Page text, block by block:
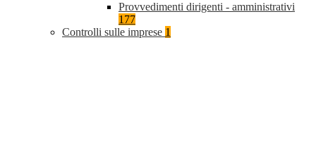
Provvedimenti dirigenti - amministrativi
177
Controlli sulle imprese 1